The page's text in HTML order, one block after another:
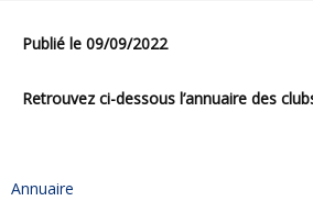
Publié le 09/09/2022
Retrouvez ci-dessous l’annuaire des
Annuaire